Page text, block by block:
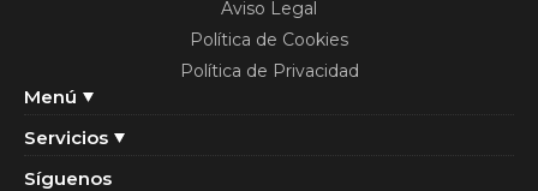
Menú
Servicios
Aviso Legal
Política de Cookies
Política de Privacidad
Síguenos